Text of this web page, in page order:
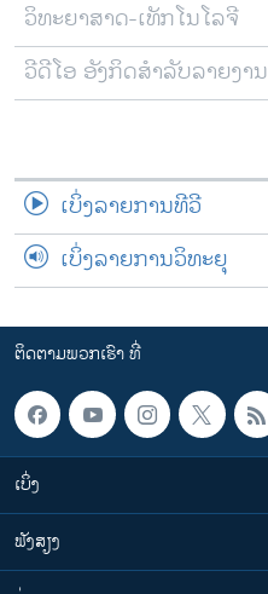
ວິທະຍາສາດ-ເທັກໂນໂລຈີ
ວີດີໂອ ອັງກິດສຳລັບລາຍງານ
ເບິ່ງລາຍການທີວີ
ເບິ່ງລາຍການວິທະຍຸ
ຕິດຕາມພວກເຮົາ ທີ່
ເບິ່ງ
ຟັງສຽງ